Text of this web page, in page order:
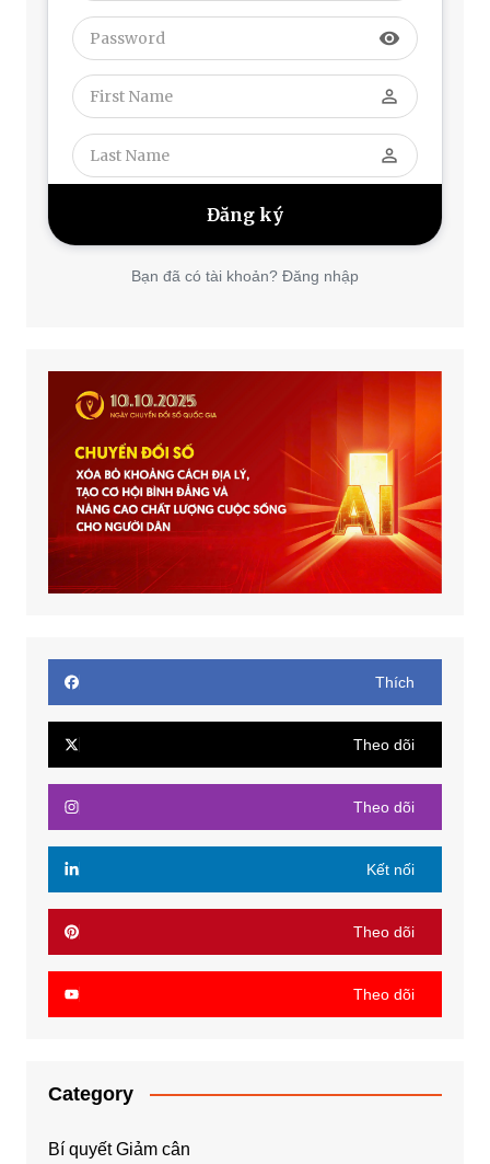
visibility
perm_identity
perm_identity
Bạn đã có tài khoản? Đăng nhập
Thích
Theo dõi
Theo dõi
Kết nối
Theo dõi
Theo dõi
Category
Bí quyết Giảm cân